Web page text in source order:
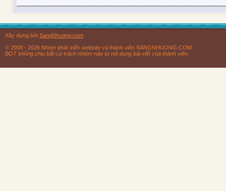
Xây dựng bởi SangNhuong.com
© 2008 - 2026 Nhóm phát triển website và thành viên SANGNHUONG.COM.
BQT không chịu bất cứ trách nhiệm nào từ nội dung bài viết của thành viên.